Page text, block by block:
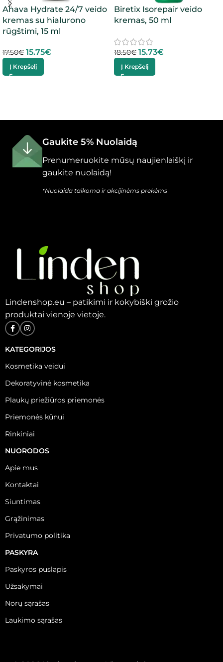
Ahava Hydrate 24/7 veido
kremas su hialurono
rūgštimi, 15 ml
17.50€ 15.75€
Į Krepšelį
Biretix Isorepair veido
kremas, 50 ml
18.50€ 15.73€
Į Krepšelį
Gaukite 5% Nuolaidą
Prenumeruokite mūsų naujienlaiškį ir
gaukite nuolaidą!
*Nuolaida taikoma ir akcijinėms prekėms
Lindenshop.eu – patikimi ir kokybiški grožio
produktai vienoje vietoje.
KATEGORIJOS
Kosmetika veidui
Dekoratyvinė kosmetika
Plaukų priežiūros priemonės
Priemonės kūnui
Rinkiniai
NUORODOS
Apie mus
Kontaktai
Siuntimas
Grąžinimas
Privatumo politika
PASKYRA
Paskyros puslapis
Užsakymai
Norų sąrašas
Laukimo sąrašas